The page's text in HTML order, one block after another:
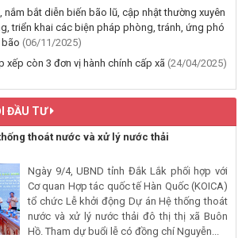
Giấy chứng nhận xuất xứ hàng hoá (C/O) và
bản cho thương nhân tự chứng nhận xuất xứ
địa bàn tỉnh Đắk Lắk
về việc đo đạc, ký giáp ranh đối với thửa đất
thuộc Đoàn Kết 1, phường Buôn Hồ, tỉnh
Bích Liên và bà Nguyễn Thị Kiều Oanh;
Bình 4, phường Buôn Hồ, tỉnh Đắk Lắk đang
nắm bắt diễn biến bão lũ, cập nhật thường xuyên
triển khai các biện pháp phòng, tránh, ứng phó
bão (06/11/2025)
xếp còn 3 đơn vị hành chính cấp xã (24/04/2025)
ĐẦU TƯ
thoát nước và xử lý nước thải
Ngày 9/4, UBND tỉnh Đắk Lắk phối hợp với
Cơ quan Hợp tác quốc tế Hàn Quốc (KOICA)
tổ chức Lễ khởi động Dự án Hệ thống thoát
nước và xử lý nước thải đô thị thị xã Buôn
Hồ. Tham dự buổi lễ có đồng chí Nguyễn...